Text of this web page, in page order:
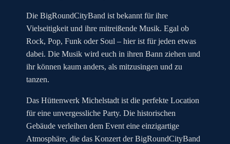
Die BigRoundCityBand ist bekannt für ihre
Vielseitigkeit und ihre mitreißende Musik. Egal ob
Rock, Pop, Funk oder Soul – hier ist für jeden etwas
dabei. Die Musik wird euch in ihren Bann ziehen und
ihr können kaum anders, als mitzusingen und zu
tanzen.
Das Hüttenwerk Michelstadt ist die perfekte Location
für eine unvergessliche Party. Die historischen
Gebäude verleihen dem Event eine einzigartige
Atmosphäre, die das Konzert der BigRoundCityBand